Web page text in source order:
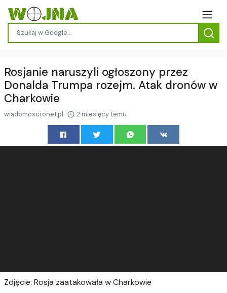
Rosjanie naruszyli ogłoszony przez
Donalda Trumpa rozejm. Atak dronów w
Charkowie
wiadomosci.onet.pl 2 miesięcy temu
Zdjęcie: Rosja zaatakowała w Charkowie